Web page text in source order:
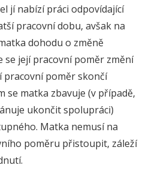
jí nabízí práci odpovídající
pracovní dobu, avšak na
dohodu o změně
se její pracovní poměr změní
poměr skončí
se matka zbavuje (v případě,
ukončit spolupráci)
Matka nemusí na
poměru přistoupit, záleží